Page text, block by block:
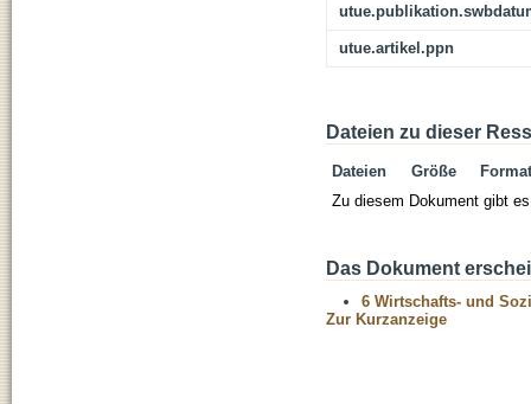
utue.artikel.ppn
Dateien zu dieser
Dateien Größe
Format
Zu diesem Dokument gibt
Das Dokument
6 Wirtschafts- und
Zur Kurzanzeige